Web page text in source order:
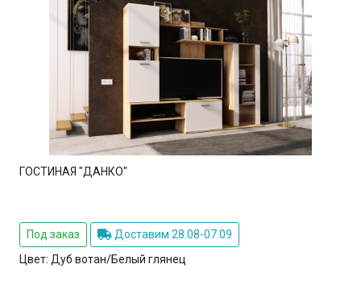
ГОСТИНАЯ "ДАНКО"
Под заказ
Доставим 28.08-07.09
Цвет: Дуб вотан/Белый глянец